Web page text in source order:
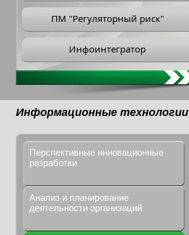
ПМ "Регуляторный риск"
Инфоинтегратор
Информационные технологии
Перспективные инновационные
разработки
Анализ и планирование
деятельности организаций